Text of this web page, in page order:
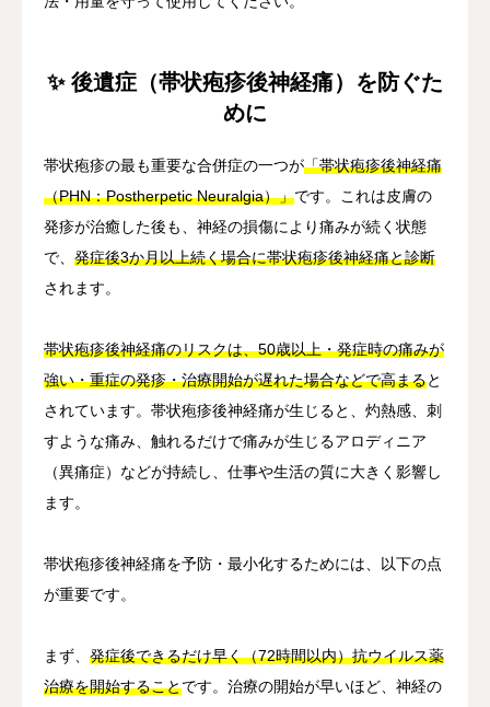
✨ 後遺症（帯状疱疹後神経痛）を防ぐた
めに
帯状疱疹の最も重要な合併症の一つが「帯状疱疹後神経痛
（PHN：Postherpetic Neuralgia）」です。これは皮膚の
発疹が治癒した後も、神経の損傷により痛みが続く状態
で、 発症後3か月以上続く場合に帯状疱疹後神経痛と診断
されます。
帯状疱疹後神経痛のリスクは、50歳以上・発症時の痛みが
強い・重症の発疹・治療開始が遅れた場合などで高まると
されています。帯状疱疹後神経痛が生じると、灼熱感、刺
すような痛み、触れるだけで痛みが生じるアロディニア
（異痛症）などが持続し、仕事や生活の質に大きく影響し
ます。
帯状疱疹後神経痛を予防・最小化するためには、以下の点
が重要です。
まず、 発症後できるだけ早く（72時間以内）抗ウイルス薬
治療を開始することです。治療の開始が早いほど、神経の